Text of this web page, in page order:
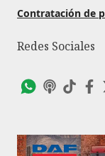
Contratación de
Redes Sociales